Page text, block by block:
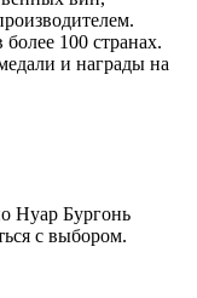
100 странах.
и награды на
Нуар Бургонь
с выбором.